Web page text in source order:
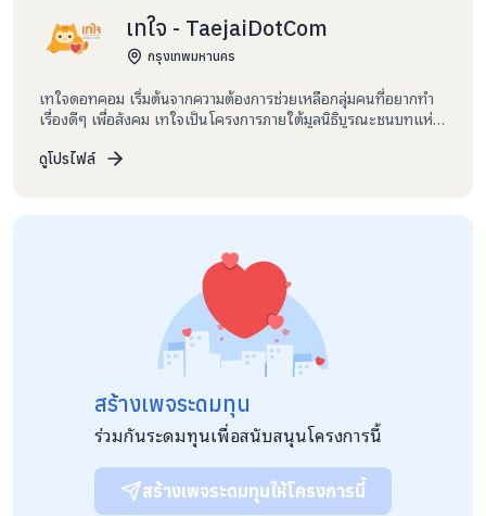
With our works, parents realized necessity and
differences of their children who had received education
from this project and kept sending their children to join
this project more and more in every year. In 2558
academic year, there are 3 more students (enroll in
ประโยชน์ของโครงการ :
เทใจ - TaejaiDotCom
กรุงเทพมหานคร
เทใจดอทคอม เริ่มต้นจากความต้องการช่วยเหลือกลุ่มคนที่อยากทำ
เรื่องดีๆ เพื่อสังคม เทใจเป็นโครงการภายใต้มูลนิธิบูรณะชนบทแห่ง
สถาบัน ChangeFusion ร่วมกันสร้างพื้นที่กลางนี้ขึ้นมา เราอยากให้
ดูโปรไฟล์
สร้างเพจระดมทุน
ร่วมกันระดมทุนเพื่อสนับสนุนโครงการนี้
สร้างเพจระดมทุนให้โครงการนี้